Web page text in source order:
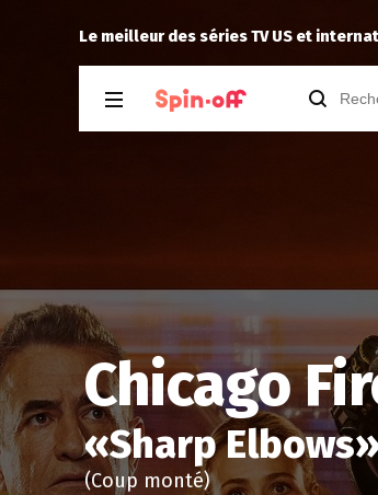
Le meilleur des séries TV US et
Drannocka noté14à
Chicago
«Sharp Elbows»
(Coup monté)